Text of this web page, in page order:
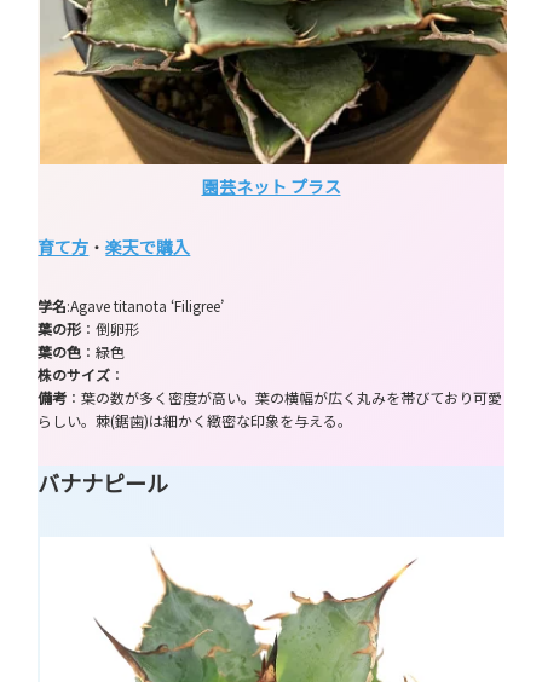
園芸ネット プラス
育て方 ・楽天で購入
学名:Agave titanota ‘Filigree’
葉の形 ：倒卵形
葉の色 ：緑色
株のサイズ ：
備考 ：葉の数が多く密度が高い。葉の横幅が広く丸みを帯びており可愛
らしい。棘(鋸歯)は細かく緻密な印象を与える。
バナナピール